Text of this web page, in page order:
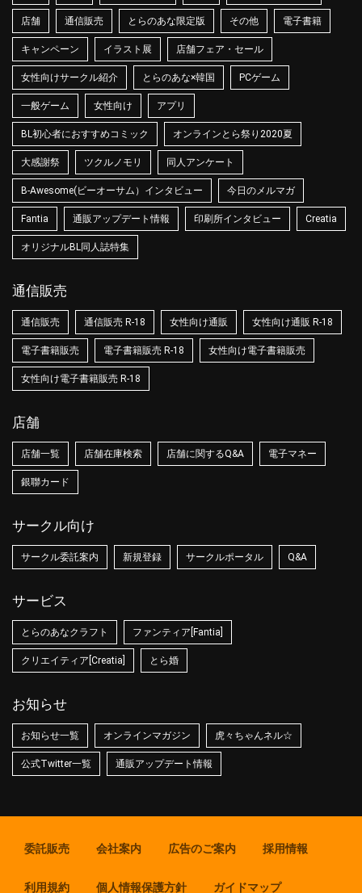
店舗 通信販売 とらのあな限定版 その他 電子書籍
キャンペーン イラスト展 店舗フェア・セール
女性向けサークル紹介 とらのあな×韓国 PCゲーム
一般ゲーム 女性向け アプリ
BL初心者におすすめコミック オンラインとら祭り2020夏
大感謝祭 ツクルノモリ 同人アンケート
B-Awesome(ビーオーサム）インタビュー 今日のメルマガ
Fantia 通販アップデート情報 印刷所インタビュー Creatia
オリジナルBL同人誌特集
通信販売
通信販売 通信販売 R-18 女性向け通販 女性向け通販 R-18
電子書籍販売 電子書籍販売 R-18 女性向け電子書籍販売
女性向け電子書籍販売 R-18
店舗
店舗一覧 店舗在庫検索 店舗に関するQ&A 電子マネー
銀聯カード
サークル向け
サークル委託案内 新規登録 サークルポータル Q&A
サービス
とらのあなクラフト ファンティア[Fantia]
クリエイティア[Creatia] とら婚
お知らせ
お知らせ一覧 オンラインマガジン 虎々ちゃんネル☆
公式Twitter一覧 通販アップデート情報
委託販売 会社案内 広告のご案内 採用情報
利用規約 個人情報保護方針 ガイドマップ